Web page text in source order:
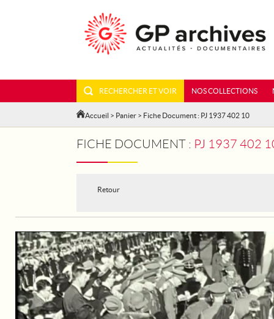
RECHERCHER ET VOIR NOS COLLECTIONS
Accueil > Panier > Fiche Document : PJ 1937 402 10
FICHE DOCUMENT : PJ 1937 402
Retour